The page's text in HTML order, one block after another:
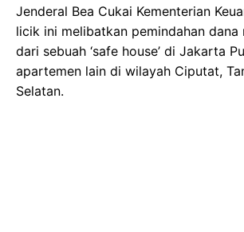
Jenderal Bea Cukai Kementerian
licik ini melibatkan pemindahan dana
dari sebuah ‘safe house’ di Jakarta
apartemen lain di wilayah Ciputat,
Selatan.